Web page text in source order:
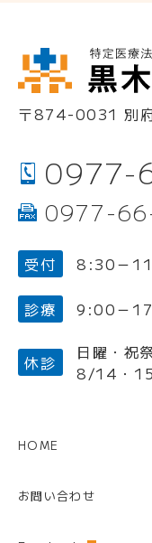
〒874-0031 別
Tel.
0977-
Fax.
0977-
受付 8:30－
診療 9:00－
休診
日曜・祝
8/14・
HOME
お問い合わせ